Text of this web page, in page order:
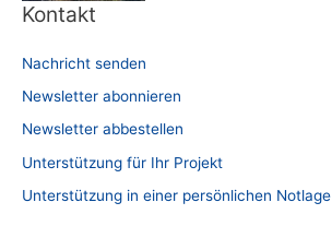
Kontakt
Nachricht senden
Newsletter abonnieren
Newsletter abbestellen
Unterstützung für Ihr Projekt
Unterstützung in einer persönlichen Notlage